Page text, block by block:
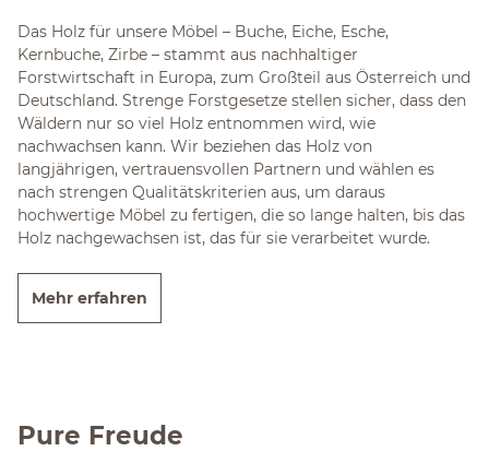
Das Holz für unsere Möbel – Buche, Eiche, Esche,
Kernbuche, Zirbe – stammt aus nachhaltiger
Forstwirtschaft in Europa, zum Großteil aus Österreich und
Deutschland. Strenge Forstgesetze stellen sicher, dass den
Wäldern nur so viel Holz entnommen wird, wie
nachwachsen kann. Wir beziehen das Holz von
langjährigen, vertrauensvollen Partnern und wählen es
nach strengen Qualitätskriterien aus, um daraus
hochwertige Möbel zu fertigen, die so lange halten, bis das
Holz nachgewachsen ist, das für sie verarbeitet wurde.
Mehr erfahren
Pure Freude